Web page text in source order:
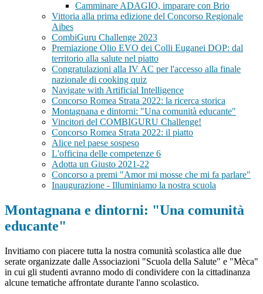
Camminare ADAGIO, imparare con Brio
Vittoria alla prima edizione del Concorso Regionale
Aibes
CombiGuru Challenge 2023
Premiazione Olio EVO dei Colli Euganei DOP: dal
territorio alla salute nel piatto
Congratulazioni alla IV AC per l'accesso alla finale
nazionale di cooking quiz
Navigate with Artificial Intelligence
Concorso Romea Strata 2022: la ricerca storica
Montagnana e dintorni: "Una comunità educante"
Vincitori del COMBIGURU Challenge!
Concorso Romea Strata 2022: il piatto
Alice nel paese sospeso
L'officina delle competenze 6
Adotta un Giusto 2021-22
Concorso a premi "Amor mi mosse che mi fa parlare"
Inaugurazione - Illuminiamo la nostra scuola
Montagnana e dintorni: "Una comunità
educante"
Invitiamo con piacere tutta la nostra comunità scolastica alle due
serate organizzate dalle Associazioni "Scuola della Salute" e "Mèca"
in cui gli studenti avranno modo di condividere con la cittadinanza
alcune tematiche affrontate durante l'anno scolastico.